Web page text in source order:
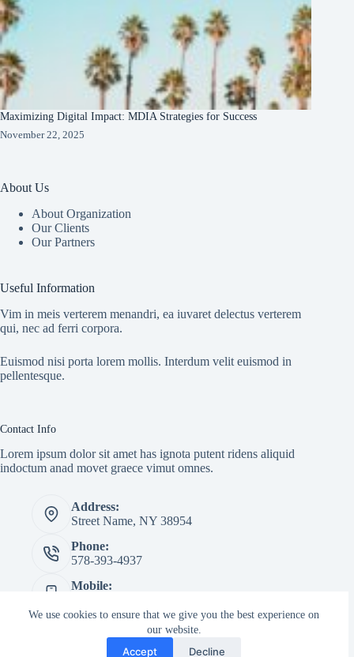
We use cookies to ensure that we give you the best experience on
our website.
Accept Decline
Maximizing Digital Impact: MDIA Strategies for Success
November 22, 2025
About Us
About Organization
Our Clients
Our Partners
Useful Information
Vim in meis verterem menandri, ea iuvaret delectus verterem
qui, nec ad ferri corpora.
Euismod nisi porta lorem mollis. Interdum velit euismod in
pellentesque.
Contact Info
Lorem ipsum dolor sit amet has ignota putent ridens aliquid
indoctum anad movet graece vimut omnes.
Address:
Street Name, NY 38954
Phone:
578-393-4937
Mobile:
creativethemes.com